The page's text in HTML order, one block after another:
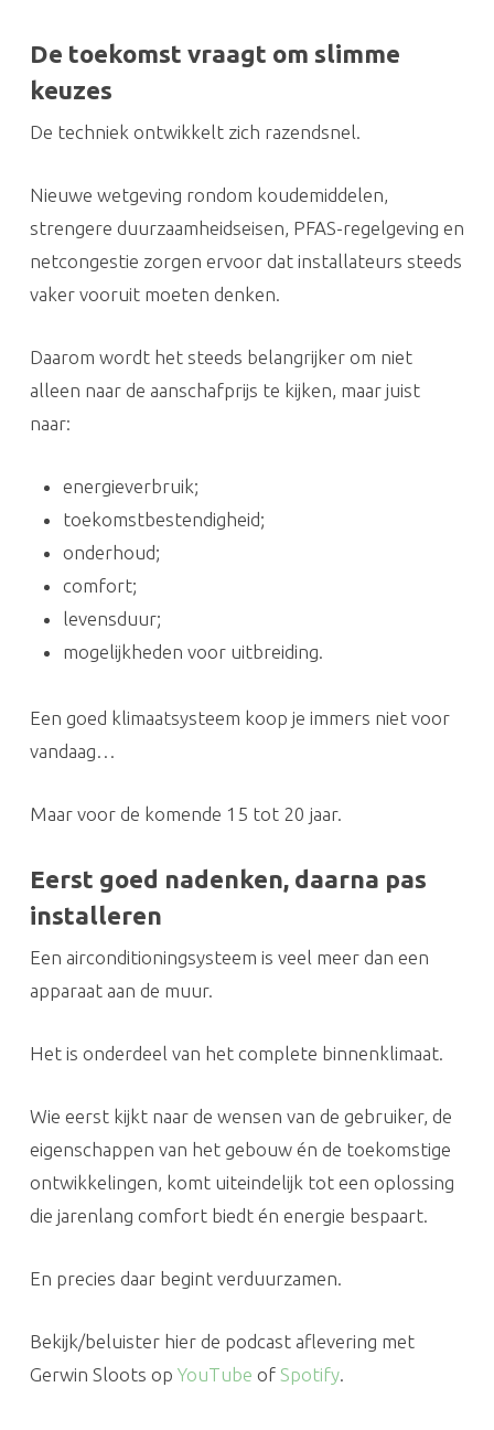
De toekomst vraagt om slimme
keuzes
De techniek ontwikkelt zich razendsnel.
Nieuwe wetgeving rondom koudemiddelen,
strengere duurzaamheidseisen, PFAS-regelgeving en
netcongestie zorgen ervoor dat installateurs steeds
vaker vooruit moeten denken.
Daarom wordt het steeds belangrijker om niet
alleen naar de aanschafprijs te kijken, maar juist
naar:
energieverbruik;
toekomstbestendigheid;
onderhoud;
comfort;
levensduur;
mogelijkheden voor uitbreiding.
Een goed klimaatsysteem koop je immers niet voor
vandaag…
Maar voor de komende 15 tot 20 jaar.
Eerst goed nadenken, daarna pas
installeren
Een airconditioningsysteem is veel meer dan een
apparaat aan de muur.
Het is onderdeel van het complete binnenklimaat.
Wie eerst kijkt naar de wensen van de gebruiker, de
eigenschappen van het gebouw én de toekomstige
ontwikkelingen, komt uiteindelijk tot een oplossing
die jarenlang comfort biedt én energie bespaart.
En precies daar begint verduurzamen.
Bekijk/beluister hier de podcast aflevering met
Gerwin Sloots op YouTube of Spotify.